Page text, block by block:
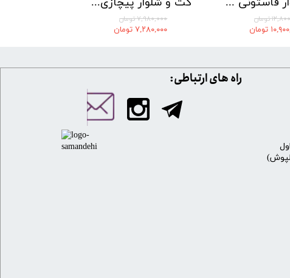
۷,۹۸۰,۰۰۰ تومان
۷,۲۸۰,۰۰۰ تومان
تومان
تومان
اول
​​راه های ارتباطی: